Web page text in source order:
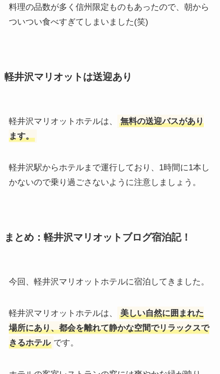
料理の品数が多く信州限定ものもあったので、朝から
ついつい食べすぎてしまいました(笑)
軽井沢マリオットは送迎あり
軽井沢マリオットホテルは、
無料の送迎バスがあり
ます。
軽井沢駅からホテルまで運行しており、1時間に1本し
かないので乗り過ごさないように注意しましょう。
まとめ：軽井沢マリオットブログ宿泊記！
今回、軽井沢マリオットホテルに宿泊してきました。
軽井沢マリオットホテルは、
美しい自然に囲まれた
場所にあり、都会を離れて静かな空間でリラックスで
きるホテル です。